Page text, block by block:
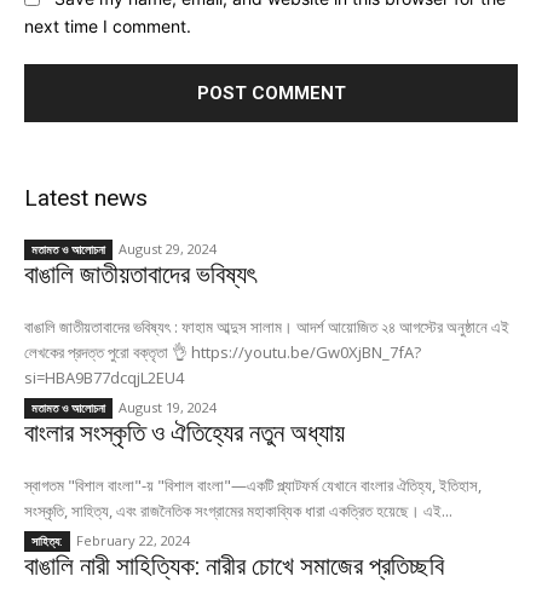
next time I comment.
Latest news
মতামত ও আলোচনা August 29, 2024
বাঙালি জাতীয়তাবাদের ভবিষ্যৎ
বাঙালি জাতীয়তাবাদের ভবিষ্যৎ : ফাহাম আব্দুস সালাম। আদর্শ আয়োজিত ২৪ আগস্টের অনুষ্ঠানে এই
লেখকের প্রদত্ত পুরো বক্তৃতা 👌 https://youtu.be/Gw0XjBN_7fA?
si=HBA9B77dcqjL2EU4
মতামত ও আলোচনা August 19, 2024
বাংলার সংস্কৃতি ও ঐতিহ্যের নতুন অধ্যায়
স্বাগতম "বিশাল বাংলা"-য় "বিশাল বাংলা"—একটি প্ল্যাটফর্ম যেখানে বাংলার ঐতিহ্য, ইতিহাস,
সংস্কৃতি, সাহিত্য, এবং রাজনৈতিক সংগ্রামের মহাকাব্যিক ধারা একত্রিত হয়েছে। এই...
সাহিত্য: February 22, 2024
বাঙালি নারী সাহিত্যিক: নারীর চোখে সমাজের প্রতিচ্ছবি